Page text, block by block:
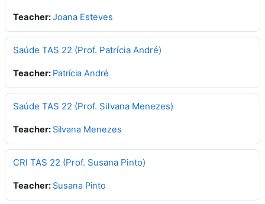
Teacher:Joana Esteves
Saúde TAS 22 (Prof. Patrícia André)
Teacher: Patrícia André
Saúde TAS 22 (Prof. Silvana Menezes)
Teacher: Silvana Menezes
CRI TAS 22 (Prof. Susana Pinto)
Teacher: Susana Pinto